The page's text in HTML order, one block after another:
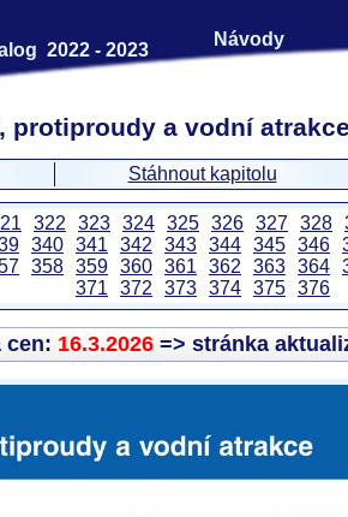
2022 - 2023
Návody
protiproudy a vodní
Stáhnout kapitolu
322 323 324 325 326 327 328
340 341 342 343 344 345 346
358 359 360 361 362 363 364
371
372 373 374 375 376
cen: 16.3.2026=> stránka